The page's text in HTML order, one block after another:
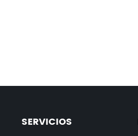
SERVICIOS